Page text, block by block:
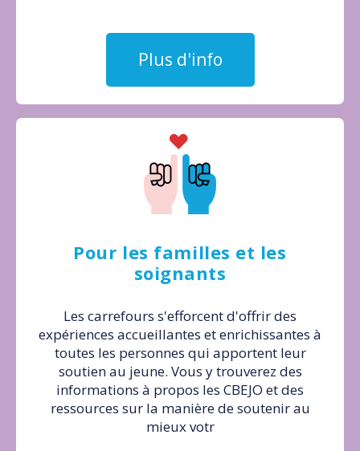
Plus d'info
Pour les familles et les
soignants
Les carrefours s'efforcent d'offrir des
expériences accueillantes et enrichissantes à
toutes les personnes qui apportent leur
soutien au jeune. Vous y trouverez des
informations à propos les CBEJO et des
ressources sur la manière de soutenir au
mieux votr